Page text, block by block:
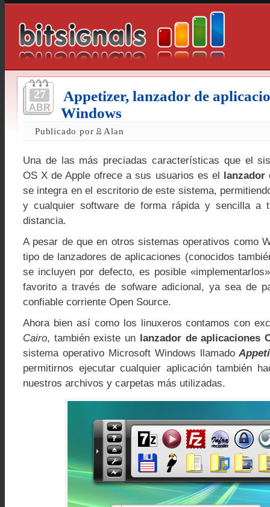
27
ABR
Appetizer, lanzador de
Windows
Publicado por Alan
Una de las más preciadas características que el
OS X de Apple ofrece a sus usuarios es el lanzador
se integra en el escritorio de este sistema,
y cualquier software de forma rápida y sencilla a
distancia.
A pesar de que en otros sistemas operativos como
tipo de lanzadores de aplicaciones (conocidos
se incluyen por defecto, es posible
favorito a través de sofware adicional, ya sea de
confiable corriente Open Source.
Ahora bien así como los linuxeros contamos con
Cairo, también existe un lanzador de aplicaciones
sistema operativo Microsoft Windows llamado
permitirnos ejecutar cualquier aplicación también
nuestros archivos y carpetas más utilizadas.